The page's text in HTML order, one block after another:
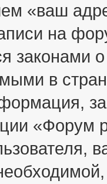
«ваш
на
законами
в
«Форум